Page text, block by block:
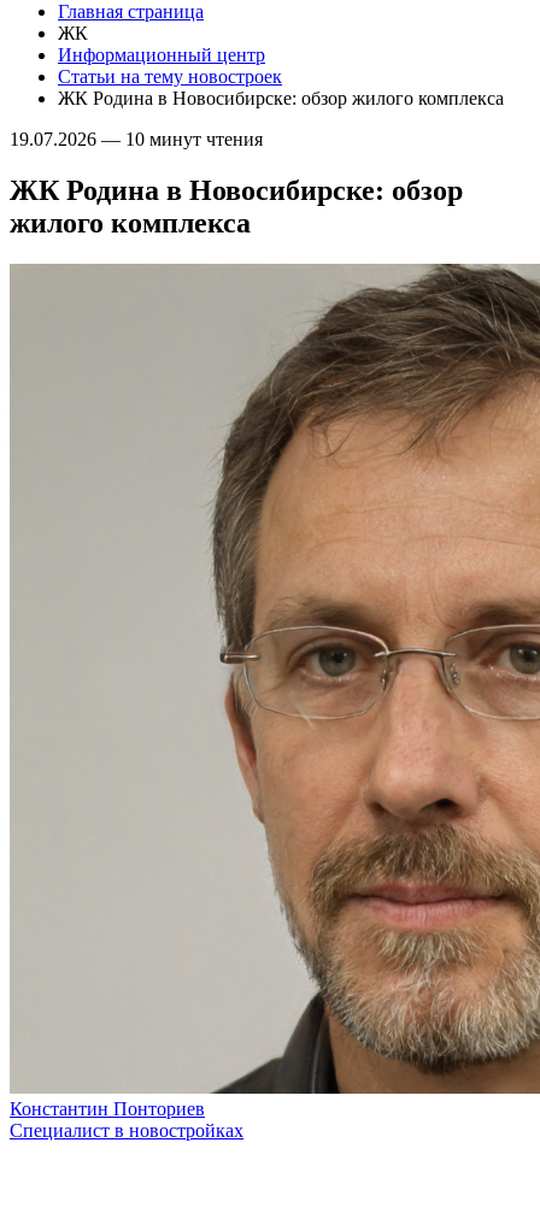
Главная страница
ЖК
Информационный центр
Статьи на тему новостроек
ЖК Родина в Новосибирске: обзор жилого комплекса
19.07.2026 — 10 минут чтения
ЖК Родина в Новосибирске: обзор
жилого комплекса
Константин Понториев
Специалист в новостройках